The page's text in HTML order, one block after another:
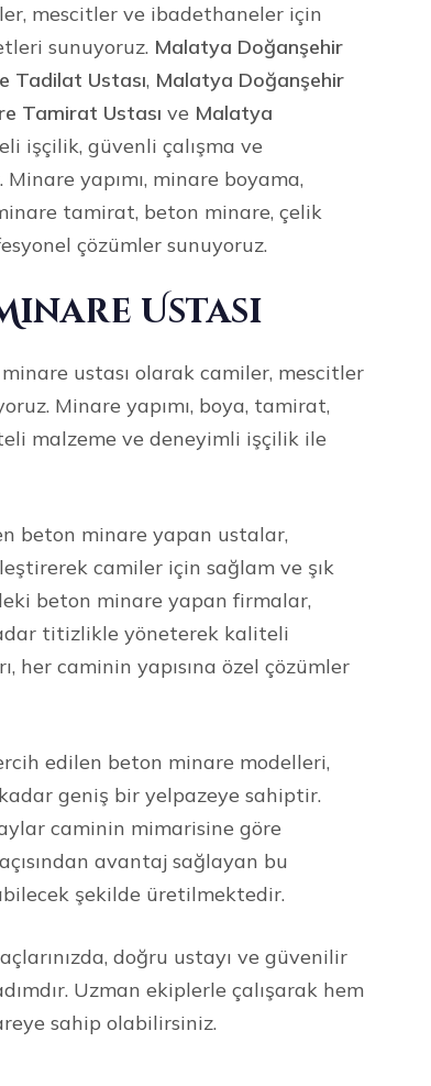
mescitler ve ibadethaneler için
sunuyoruz. Malatya Doğanşehir
Tadilat Ustası, Malatya Doğanşehir
Tamirat Ustası ve Malatya
işçilik, güvenli çalışma ve
yapımı, minare boyama,
tamirat, beton minare, çelik
çözümler sunuyoruz.
Ustası
ustası olarak camiler, mescitler
Minare yapımı, boya, tamirat,
malzeme ve deneyimli işçilik ile
beton minare yapan ustalar,
camiler için sağlam ve şık
beton minare yapan firmalar,
titizlikle yöneterek kaliteli
her caminin yapısına özel çözümler
edilen beton minare modelleri,
geniş bir yelpazeye sahiptir.
caminin mimarisine göre
avantaj sağlayan bu
şekilde üretilmektedir.
doğru ustayı ve güvenilir
Uzman ekiplerle çalışarak hem
sahip olabilirsiniz.